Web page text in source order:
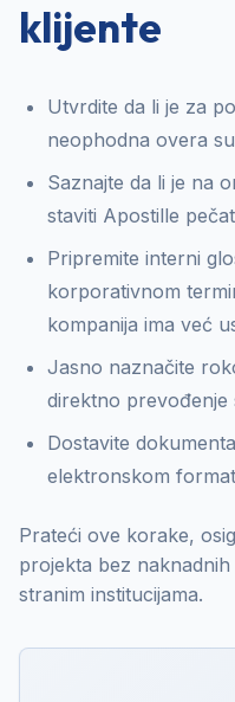
klijente
Utvrdite da li je za
neophodna overa
Saznajte da li je na
staviti Apostille
Pripremite interni
korporativnom
kompanija ima već
Jasno naznačite
direktno prevođenje
Dostavite
elektronskom
Prateći ove korake,
projekta bez
stranim institucijama.